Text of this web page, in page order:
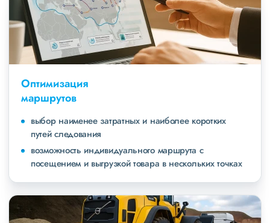
Оптимизация
маршрутов
выбор наименее затратных и наиболее коротких
путей следования
возможность индивидуального маршрута с
посещением и выгрузкой товара в нескольких точках